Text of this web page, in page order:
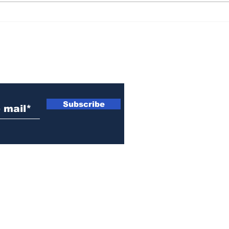
Subscribe